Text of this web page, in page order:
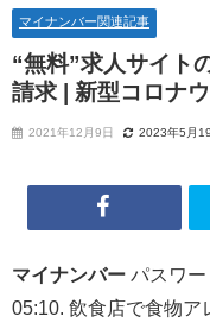
マイナンバー関連記事
“無料”求人サイト
請求 | 新型コロナ
2021年12月9日 2023年5月
マイナンバー パスワ
05:10. 飲食店で食物ア